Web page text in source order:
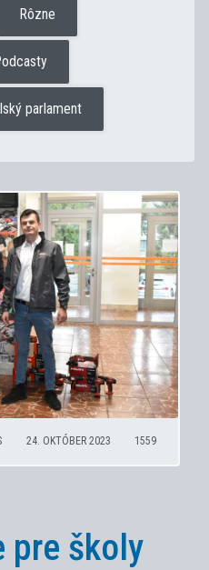
Rôzne
parlament
24. OKTÓBER 2023 1559
školy